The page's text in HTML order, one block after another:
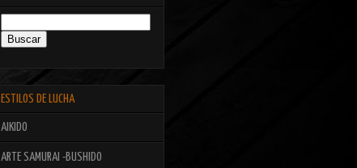
ESTILOS DE LUCHA
AIKIDO
ARTE SAMURAI -BUSHIDO